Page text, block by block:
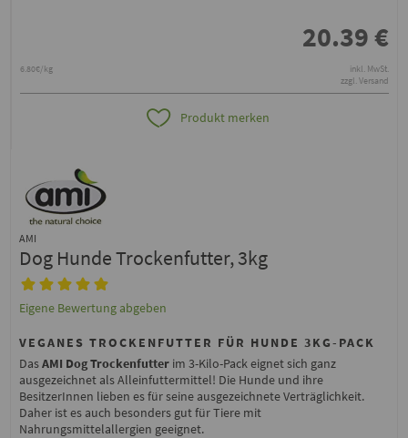
20.39€
6.80€/kg
inkl. MwSt.
zzgl. Versand
Produkt merken
AMI
Dog Hunde Trockenfutter, 3kg
Eigene Bewertung abgeben
VEGANES TROCKENFUTTER FÜR HUNDE 3KG-PACK
DasAMI Dog Trockenfutterim 3-Kilo-Pack eignet sich ganz
ausgezeichnet als Alleinfuttermittel! Die Hunde und ihre
BesitzerInnen lieben es für seine ausgezeichnete Verträglichkeit.
Daher ist es auch besonders gut für Tiere mit
Nahrungsmittelallergien geeignet.